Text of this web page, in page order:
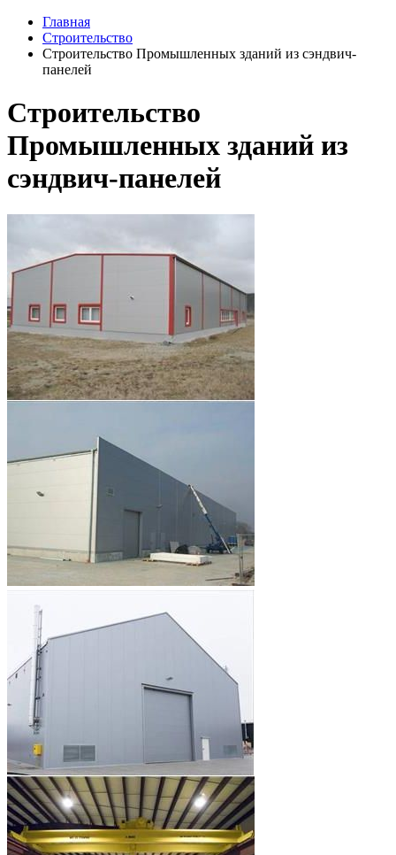
Главная
Строительство
Строительство Промышленных зданий из сэндвич-
панелей
Строительство
Промышленных зданий из
сэндвич-панелей